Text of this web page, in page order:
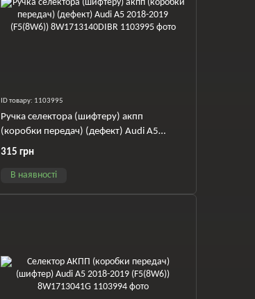
ID товару: 1103995
Ручка селектора (шифтеру) акпп
(коробки передач) (дефект) Audi A5
2018-2019 (F5(8W6)) 8W1713140DIBR
315 грн
В наявності